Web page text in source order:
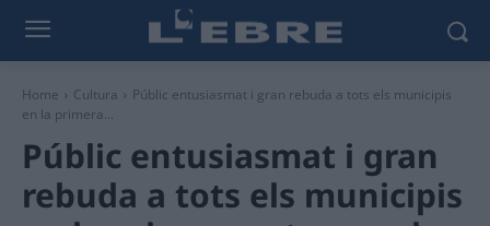
Home Cultura
Públic entusiasmat i gran rebuda a tots els municipis
en la primera...
Públic entusiasmat i gran
rebuda a tots els municipis